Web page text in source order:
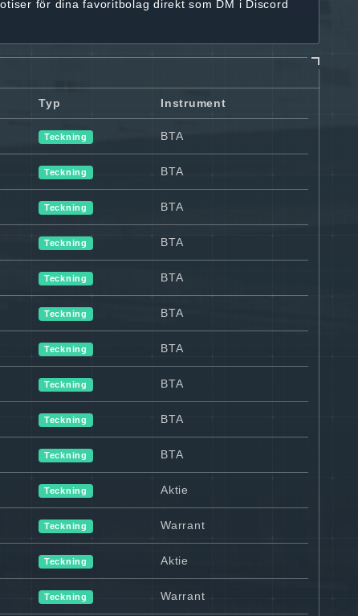
för dina favoritbolag direkt som DM i Discord
Typ Instrument
Teckning BTA
Teckning BTA
Teckning BTA
Teckning BTA
Teckning BTA
Teckning BTA
Teckning BTA
Teckning BTA
Teckning BTA
Teckning BTA
Teckning Aktie
Teckning Warrant
Teckning Aktie
Teckning Warrant